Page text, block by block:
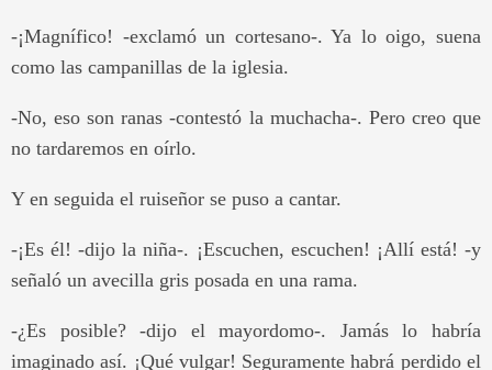
-¡Magnífico! -exclamó un cortesano-. Ya lo oigo, suena
como las campanillas de la iglesia.
-No, eso son ranas -contestó la muchacha-. Pero creo que
no tardaremos en oírlo.
Y en seguida el ruiseñor se puso a cantar.
-¡Es él! -dijo la niña-. ¡Escuchen, escuchen! ¡Allí está! -y
señaló un avecilla gris posada en una rama.
-¿Es posible? -dijo el mayordomo-. Jamás lo habría
imaginado así. ¡Qué vulgar! Seguramente habrá perdido el